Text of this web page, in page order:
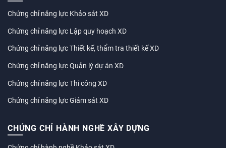
Chứng chỉ năng lực Khảo sát XD
Chứng chỉ năng lực Lập quy hoạch XD
Chứng chỉ năng lực Thiết kế, thẩm tra thiết kế XD
Chứng chỉ năng lực Quản lý dự án XD
Chứng chỉ năng lực Thi công XD
Chứng chỉ năng lực Giám sát XD
CHỨNG CHỈ HÀNH NGHỀ XÂY DỰNG